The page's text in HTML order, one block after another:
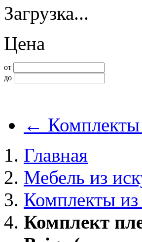
Загрузка...
Цена
от
до
← Комплекты
Главная
Мебель из
Комплекты из
Комплект